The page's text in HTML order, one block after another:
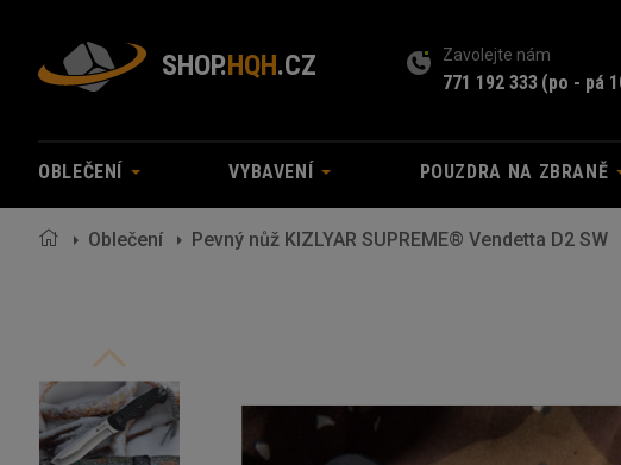
SHOP.HQH.CZ Zavolejte nám
771 192 333 (po - pá
OBLEČENÍ VYBAVENÍ POUZDRA NA ZBRANĚ
Oblečení Pevný nůž KIZLYAR SUPREME® Vendetta D2 SW